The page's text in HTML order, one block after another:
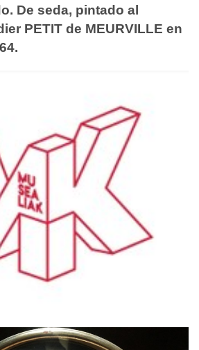
De seda, pintado al
PETIT de MEURVILLE en